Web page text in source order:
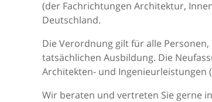
(der Fachrichtungen Architektur,
Deutschland.
Die Verordnung gilt für alle
tatsächlichen Ausbildung. Die
Architekten- und Ingenieurleistungen
Wir beraten und vertreten Sie gerne